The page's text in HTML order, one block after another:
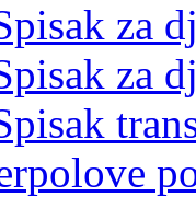
za
za